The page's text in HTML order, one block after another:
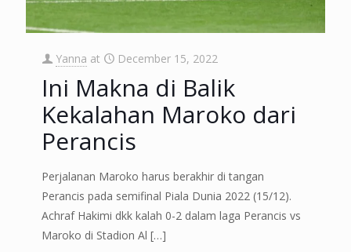
Yanna at December 15, 2022
Ini Makna di Balik
Kekalahan Maroko dari
Perancis
Perjalanan Maroko harus berakhir di tangan
Perancis pada semifinal Piala Dunia 2022 (15/12).
Achraf Hakimi dkk kalah 0-2 dalam laga Perancis vs
Maroko di Stadion Al […]